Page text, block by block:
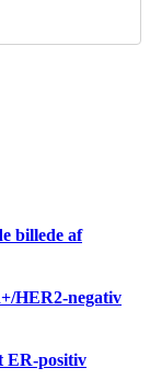
billede af
HER2-negativ
ER-positiv